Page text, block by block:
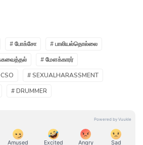
# போக்சோ
# பாலியல்தொல்லை
# மேளக்காரர்
# SEXUALHARASSMENT
# DRUMMER